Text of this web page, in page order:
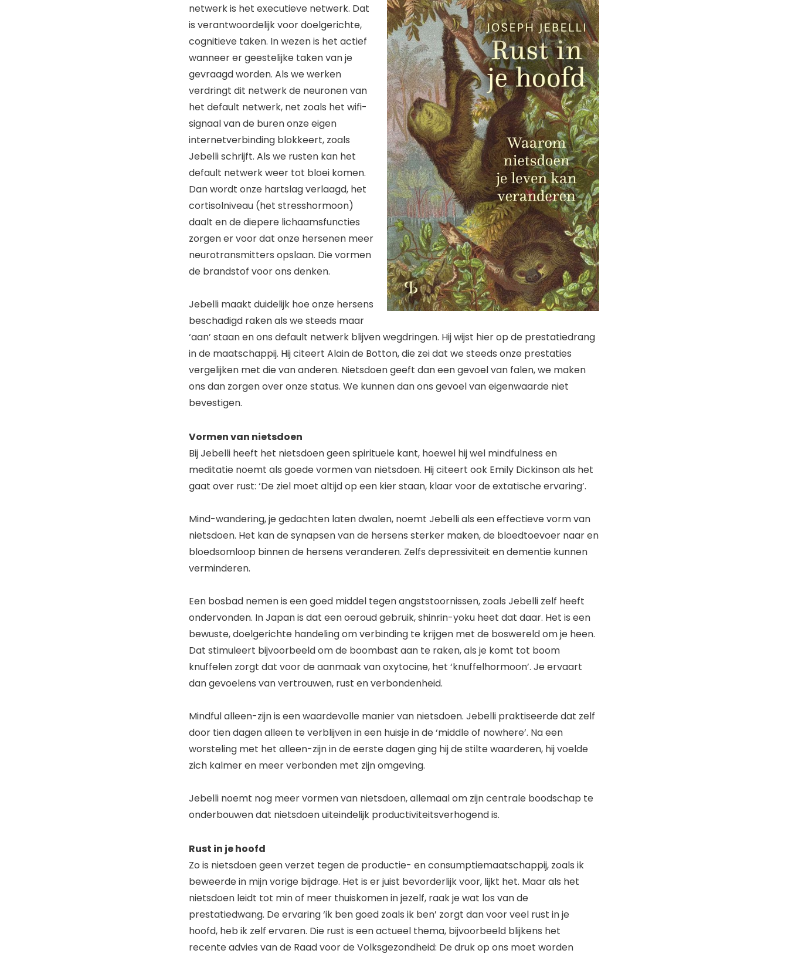
netwerk is het executieve netwerk. Dat
is verantwoordelijk voor doelgerichte,
cognitieve taken. In wezen is het actief
wanneer er geestelijke taken van je
gevraagd worden. Als we werken
verdringt dit netwerk de neuronen van
het default netwerk, net zoals het wifi-
signaal van de buren onze eigen
internetverbinding blokkeert, zoals
Jebelli schrijft. Als we rusten kan het
default netwerk weer tot bloei komen.
Dan wordt onze hartslag verlaagd, het
cortisolniveau (het stresshormoon)
daalt en de diepere lichaamsfuncties
zorgen er voor dat onze hersenen meer
neurotransmitters opslaan. Die vormen
de brandstof voor ons denken.
Jebelli maakt duidelijk hoe onze hersens
beschadigd raken als we steeds maar
‘aan’ staan en ons default netwerk blijven wegdringen. Hij wijst hier op de prestatiedrang
in de maatschappij. Hij citeert Alain de Botton, die zei dat we steeds onze prestaties
vergelijken met die van anderen. Nietsdoen geeft dan een gevoel van falen, we maken
ons dan zorgen over onze status. We kunnen dan ons gevoel van eigenwaarde niet
bevestigen.
Vormen van nietsdoen
Bij Jebelli heeft het nietsdoen geen spirituele kant, hoewel hij wel mindfulness en
meditatie noemt als goede vormen van nietsdoen. Hij citeert ook Emily Dickinson als het
gaat over rust: ‘De ziel moet altijd op een kier staan, klaar voor de extatische ervaring’.
Mind-wandering, je gedachten laten dwalen, noemt Jebelli als een effectieve vorm van
nietsdoen. Het kan de synapsen van de hersens sterker maken, de bloedtoevoer naar en
bloedsomloop binnen de hersens veranderen. Zelfs depressiviteit en dementie kunnen
verminderen.
Een bosbad nemen is een goed middel tegen angststoornissen, zoals Jebelli zelf heeft
ondervonden. In Japan is dat een oeroud gebruik, shinrin-yoku heet dat daar. Het is een
bewuste, doelgerichte handeling om verbinding te krijgen met de boswereld om je heen.
Dat stimuleert bijvoorbeeld om de boombast aan te raken, als je komt tot boom
knuffelen zorgt dat voor de aanmaak van oxytocine, het ‘knuffelhormoon’. Je ervaart
dan gevoelens van vertrouwen, rust en verbondenheid.
Mindful alleen-zijn is een waardevolle manier van nietsdoen. Jebelli praktiseerde dat zelf
door tien dagen alleen te verblijven in een huisje in de ‘middle of nowhere’. Na een
worsteling met het alleen-zijn in de eerste dagen ging hij de stilte waarderen, hij voelde
zich kalmer en meer verbonden met zijn omgeving.
Jebelli noemt nog meer vormen van nietsdoen, allemaal om zijn centrale boodschap te
onderbouwen dat nietsdoen uiteindelijk productiviteitsverhogend is.
Rust in je hoofd
Zo is nietsdoen geen verzet tegen de productie- en consumptiemaatschappij, zoals ik
beweerde in mijn vorige bijdrage. Het is er juist bevorderlijk voor, lijkt het. Maar als het
nietsdoen leidt tot min of meer thuiskomen in jezelf, raak je wat los van de
prestatiedwang. De ervaring ‘ik ben goed zoals ik ben’ zorgt dan voor veel rust in je
hoofd, heb ik zelf ervaren. Die rust is een actueel thema, bijvoorbeeld blijkens het
recente advies van de Raad voor de Volksgezondheid: De druk op ons moet worden